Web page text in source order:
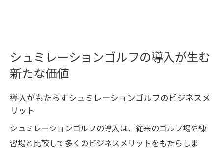
シュミレーションゴルフの導入が生む
新たな価値
導入がもたらすシュミレーションゴルフのビジネスメ
リット
シュミレーションゴルフの導入は、従来のゴルフ場や練
習場と比較して多くのビジネスメリットをもたらしま